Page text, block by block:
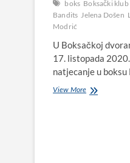
boks Boksački
Bandits Jelena Došen
Modrić
U Boksačkoj
17. listopada
natjecanje u
View MoreJelena